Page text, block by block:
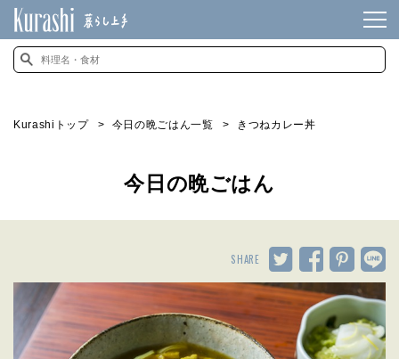
Kurashiトップ 今日の晩ごはん一覧 きつねカレー丼
今日の晩ごはん
SHARE